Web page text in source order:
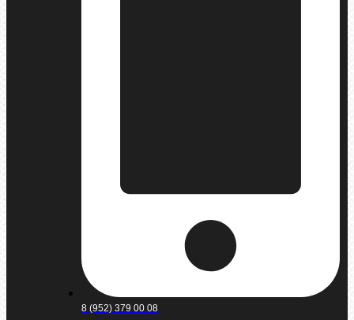
8 (952) 379 00 08